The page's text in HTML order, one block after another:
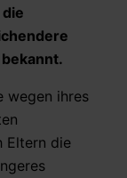
wegen ihres
Eltern die